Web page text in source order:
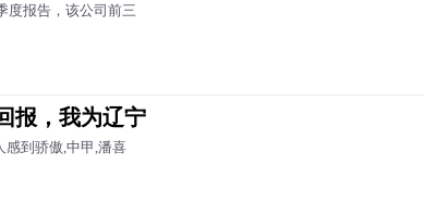
度报告，该公司前三
报，我为辽宁
感到骄傲,中甲,潘喜